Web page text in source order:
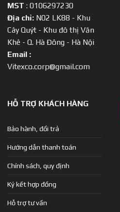
MST : 0106297230
Địa chỉ: N02 LK88 - Khu
Cây Quýt - Khu đô thị Văn
Khê - Q. Hà Đông - Hà Nội
Email :
Vitexco.corp@gmail.com
HỖ TRỢ KHÁCH HÀNG
Bảo hành, đổi trả
Hướng dẫn thanh toán
Chính sách, quy định
Ký kết hợp đồng
Hỗ trợ tư vấn